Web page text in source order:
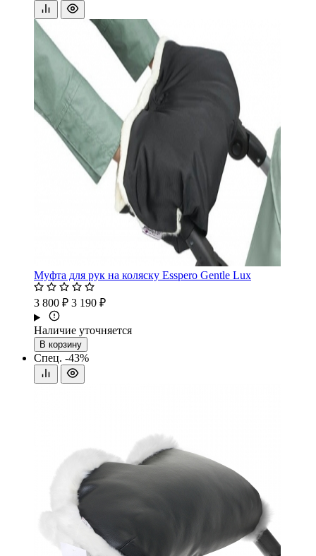
Муфта для рук на коляску Esspero Gentle Lux
3 800 ₽ 3 190 ₽
Наличие уточняется
В корзину
Спец. -43%